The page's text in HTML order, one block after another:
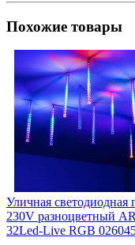
Похожие товары
Уличная светодиодная
230V разноцветный
32Led-Live RGB